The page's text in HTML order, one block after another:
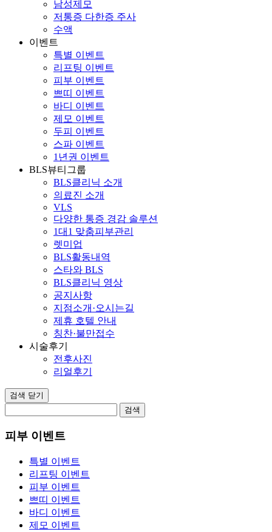
남성제모
저통증 다한증 주사
수액
이벤트
특별 이벤트
리프팅 이벤트
피부 이벤트
쁘띠 이벤트
바디 이벤트
제모 이벤트
두피 이벤트
스파 이벤트
1년권 이벤트
BLS뷰티그룹
BLS클리닉 소개
의료진 소개
VLS
다양한 통증 경감 솔루션
1대1 맞춤피부관리
렛미업
BLS활동내역
스타와 BLS
BLS클리닉 영상
공지사항
지점소개·오시는길
제휴 호텔 안내
칭찬·불만접수
시술후기
전후사진
리얼후기
검색 닫기
검색
피부 이벤트
특별 이벤트
리프팅 이벤트
피부 이벤트
쁘띠 이벤트
바디 이벤트
제모 이벤트